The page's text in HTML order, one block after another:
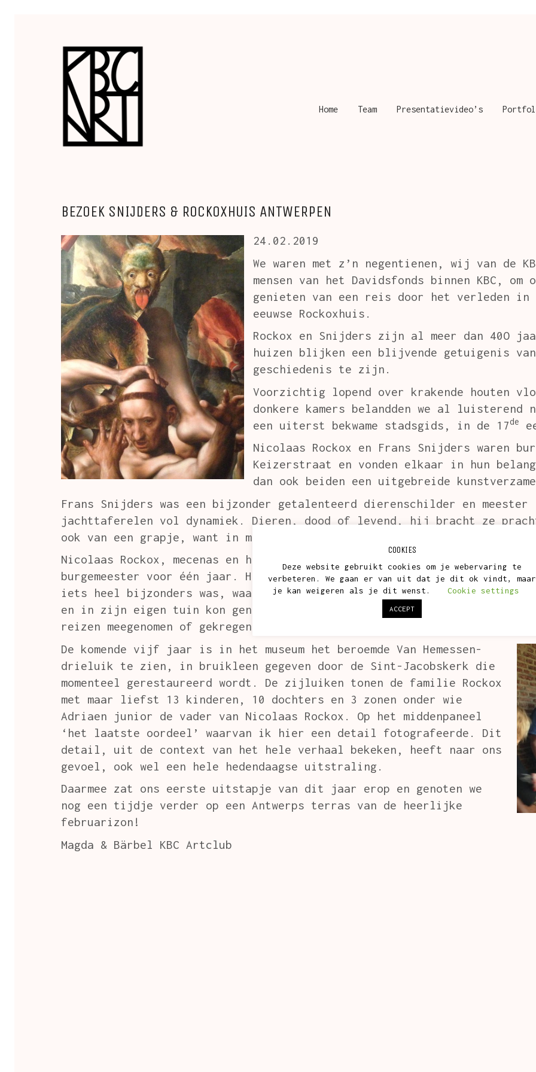
Home Team Presentatievideo’s
BEZOEK SNIJDERS & ROCKOXHUIS ANTWERPEN
24.02.2019
We waren met z’n negentienen, wij van de
mensen van het Davidsfonds binnen KBC, om
genieten van een reis door het verleden in
eeuwse Rockoxhuis.
Rockox en Snijders zijn al meer dan 40O
huizen blijken een blijvende getuigenis van
geschiedenis te zijn.
Voorzichtig lopend over krakende houten
donkere kamers belandden we al luisterend
een uiterst bekwame stadsgids, in de 17de
Nicolaas Rockox en Frans Snijders waren
Keizerstraat en vonden elkaar in hun
dan ook beiden een uitgebreide
Frans Snijders was een bijzonder getalenteerd dierenschilder en meester
jachttaferelen vol dynamiek. Dieren, dood of levend, hij bracht ze
ook van een grapje, want in menig schilderij verstopte hij een kat.
Nicolaas Rockox, mecenas en humanist, werd negen keer burgemeester van
burgemeester voor één jaar. Hij bezat een kleine rustige stadstuin in
iets heel bijzonders was, waardoor hij kon ontsnappen aan de niet
en in zijn eigen tuin kon genieten van een uit Spanje en Sicilië
reizen meegenomen of gekregen planten en zaden.
De komende vijf jaar is in het museum het beroemde Van Hemessen-
drieluik te zien, in bruikleen gegeven door de Sint-Jacobskerk die
momenteel gerestaureerd wordt. De zijluiken tonen de familie Rockox
met maar liefst 13 kinderen, 10 dochters en 3 zonen onder wie
Adriaen junior de vader van Nicolaas Rockox. Op het middenpaneel
‘het laatste oordeel’ waarvan ik hier een detail fotografeerde. Dit
detail, uit de context van het hele verhaal bekeken, heeft naar ons
gevoel, ook wel een hele hedendaagse uitstraling.
Daarmee zat ons eerste uitstapje van dit jaar erop en genoten we
nog een tijdje verder op een Antwerps terras van de heerlijke
februarizon!
Magda & Bärbel KBC Artclub
COOKIES
Deze website gebruikt cookies om je webervaring te
verbeteren. We gaan er van uit dat je dit ok vindt, maar
je kan weigeren als je dit wenst.
Cookie settings
ACCEPT